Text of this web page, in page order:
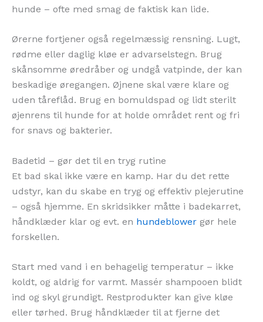
hunde – ofte med smag de faktisk kan lide.
Ørerne fortjener også regelmæssig rensning. Lugt,
rødme eller daglig kløe er advarselstegn. Brug
skånsomme øredråber og undgå vatpinde, der kan
beskadige øregangen. Øjnene skal være klare og
uden tåreflåd. Brug en bomuldspad og lidt sterilt
øjenrens til hunde for at holde området rent og fri
for snavs og bakterier.
Badetid – gør det til en tryg rutine
Et bad skal ikke være en kamp. Har du det rette
udstyr, kan du skabe en tryg og effektiv plejerutine
– også hjemme. En skridsikker måtte i badekarret,
håndklæder klar og evt. en hundeblower gør hele
forskellen.
Start med vand i en behagelig temperatur – ikke
koldt, og aldrig for varmt. Massér shampooen blidt
ind og skyl grundigt. Restprodukter kan give kløe
eller tørhed. Brug håndklæder til at fjerne det